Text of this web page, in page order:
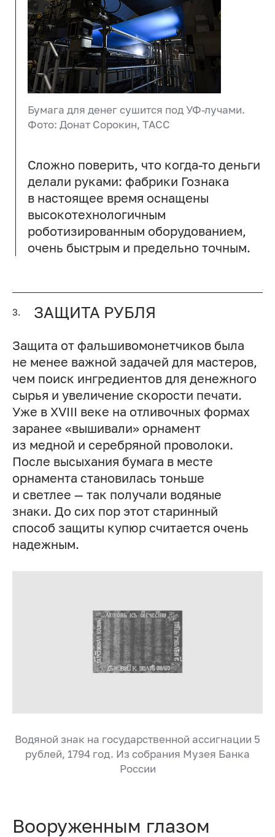
Бумага для денег сушится под УФ-лучами.
Фото: Донат Сорокин, ТАСС
Сложно поверить, что когда-то деньги
делали руками: фабрики Гознака
в настоящее время оснащены
высокотехнологичным
роботизированным оборудованием,
очень быстрым и предельно точным.
3. ЗАЩИТА РУБЛЯ
Защита от фальшивомонетчиков была
не менее важной задачей для мастеров,
чем поиск ингредиентов для денежного
сырья и увеличение скорости печати.
Уже в XVIII веке на отливочных формах
заранее «вышивали» орнамент
из медной и серебряной проволоки.
После высыхания бумага в месте
орнамента становилась тоньше
и светлее — так получали водяные
знаки. До сих пор этот старинный
способ защиты купюр считается очень
надежным.
Водяной знак на государственной ассигнации 5
рублей, 1794 год. Из собрания Музея Банка
России
Вооруженным глазом